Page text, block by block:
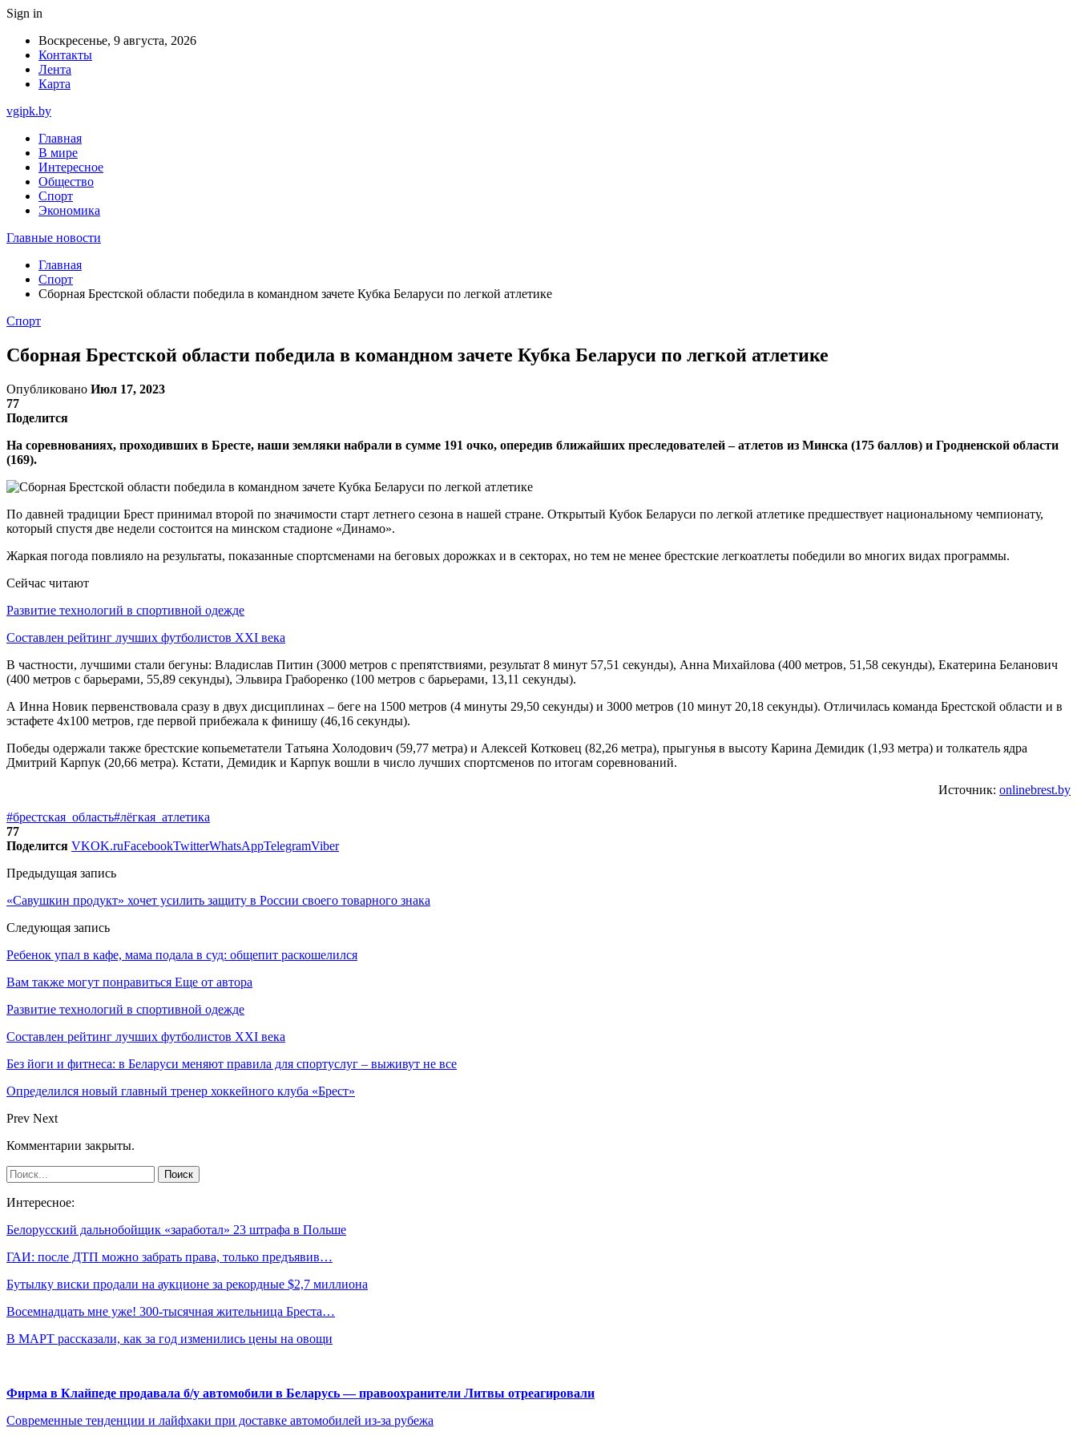
Sign in
Воскресенье, 9 августа, 2026
Контакты
Лента
Карта
vgipk.by
Главная
В мире
Интересное
Общество
Спорт
Экономика
Главные новости
Главная
Спорт
Сборная Брестской области победила в командном зачете Кубка Беларуси по легкой атлетике
Спорт
Сборная Брестской области победила в командном зачете Кубка Беларуси по легкой атлетике
Опубликовано Июл 17, 2023
77
Поделится
На соревнованиях, проходивших в Бресте, наши земляки набрали в сумме 191 очко, опередив ближайших преследователей – атлетов из Минска (175 баллов) и Гродненской области
(169).
По давней традиции Брест принимал второй по значимости старт летнего сезона в нашей стране. Открытый Кубок Беларуси по легкой атлетике предшествует национальному чемпионату,
который спустя две недели состоится на минском стадионе «Динамо».
Жаркая погода повлияло на результаты, показанные спортсменами на беговых дорожках и в секторах, но тем не менее брестские легкоатлеты победили во многих видах программы.
Сейчас читают
Развитие технологий в спортивной одежде
Составлен рейтинг лучших футболистов XXI века
В частности, лучшими стали бегуны: Владислав Питин (3000 метров с препятствиями, результат 8 минут 57,51 секунды), Анна Михайлова (400 метров, 51,58 секунды), Екатерина Беланович
(400 метров с барьерами, 55,89 секунды), Эльвира Граборенко (100 метров с барьерами, 13,11 секунды).
А Инна Новик первенствовала сразу в двух дисциплинах – беге на 1500 метров (4 минуты 29,50 секунды) и 3000 метров (10 минут 20,18 секунды). Отличилась команда Брестской области и в
эстафете 4х100 метров, где первой прибежала к финишу (46,16 секунды).
Победы одержали также брестские копьеметатели Татьяна Холодович (59,77 метра) и Алексей Котковец (82,26 метра), прыгунья в высоту Карина Демидик (1,93 метра) и толкатель ядра
Дмитрий Карпук (20,66 метра). Кстати, Демидик и Карпук вошли в число лучших спортсменов по итогам соревнований.
Источник: onlinebrest.by
#брестская_область#лёгкая_атлетика
77
Поделится VKOK.ruFacebookTwitterWhatsAppTelegramViber
Предыдущая запись
«Савушкин продукт» хочет усилить защиту в России своего товарного знака
Следующая запись
Ребенок упал в кафе, мама подала в суд: общепит раскошелился
Вам также могут понравиться Еще от автора
Развитие технологий в спортивной одежде
Составлен рейтинг лучших футболистов XXI века
Без йоги и фитнеса: в Беларуси меняют правила для спортуслуг – выживут не все
Определился новый главный тренер хоккейного клуба «Брест»
Prev Next
Комментарии закрыты.
Интересное:
Белорусский дальнобойщик «заработал» 23 штрафа в Польше
ГАИ: после ДТП можно забрать права, только предъявив…
Бутылку виски продали на аукционе за рекордные $2,7 миллиона
Восемнадцать мне уже! 300-тысячная жительница Бреста…
В МАРТ рассказали, как за год изменились цены на овощи
Фирма в Клайпеде продавала б/у автомобили в Беларусь — правоохранители Литвы отреагировали
Современные тенденции и лайфхаки при доставке автомобилей из-за рубежа